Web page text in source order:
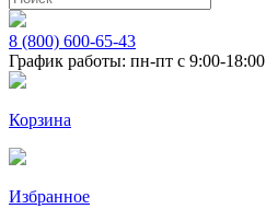
8 (800) 600-65-43
График работы: пн-пт с 9:00-18:00
Корзина
Избранное